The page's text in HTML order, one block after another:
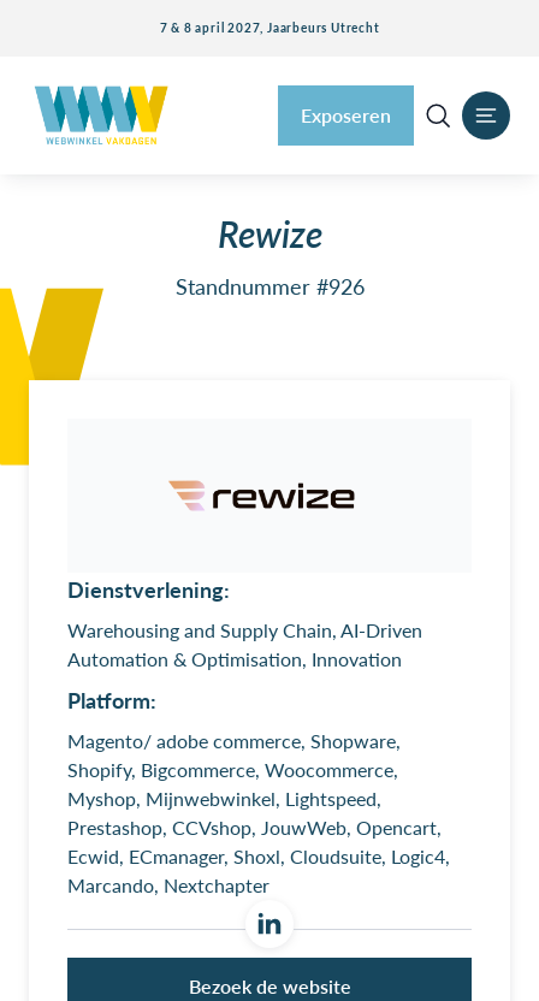
7 & 8 april 2027, Jaarbeurs Utrecht
Exposeren
Rewize
Standnummer #926
Dienstverlening:
Warehousing and Supply Chain, AI-Driven
Automation & Optimisation, Innovation
Platform:
Magento/ adobe commerce, Shopware,
Shopify, Bigcommerce, Woocommerce,
Myshop, Mijnwebwinkel, Lightspeed,
Prestashop, CCVshop, JouwWeb, Opencart,
Ecwid, ECmanager, Shoxl, Cloudsuite, Logic4,
Marcando, Nextchapter
Bezoek de website